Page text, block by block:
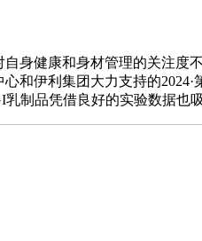
健康和身材管理的关注度
和伊利集团大力支持的
制品凭借良好的实验数据也